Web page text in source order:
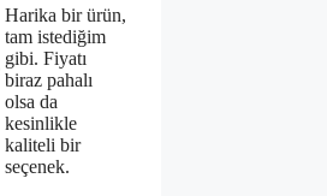
Harika bir ürün,
tam istediğim
gibi. Fiyatı
biraz pahalı
olsa da
kesinlikle
kaliteli bir
seçenek.